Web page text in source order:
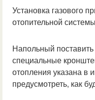
Установка газового
отопительной
Напольный
специальные
отопления указана в
предусмотреть, как